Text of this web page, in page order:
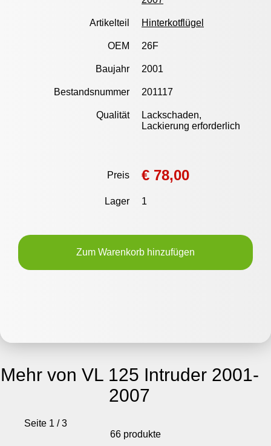
Artikelteil Hinterkotflügel
OEM 26F
Baujahr 2001
Bestandsnummer 201117
Qualität
Lackschaden,
Lackierung erforderlich
Preis € 78,00
Lager 1
Zum Warenkorb hinzufügen
Mehr von VL 125 Intruder 2001-
2007
Seite 1 / 3
66 produkte